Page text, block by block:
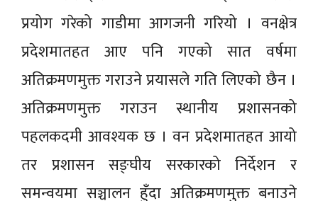
प्रयोग गरेको गाडीमा आगजनी गरियो । वनक्षेत्र
प्रदेशमातहत आए पनि गएको सात वर्षमा
अतिक्रमणमुक्त गराउने प्रयासले गति लिएको छैन ।
अतिक्रमणमुक्त गराउन स्थानीय प्रशासनको
पहलकदमी आवश्यक छ । वन प्रदेशमातहत आयो
तर प्रशासन सङ्घीय सरकारको निर्देशन र
समन्वयमा सञ्चालन हुँदा अतिक्रमणमुक्त बनाउने